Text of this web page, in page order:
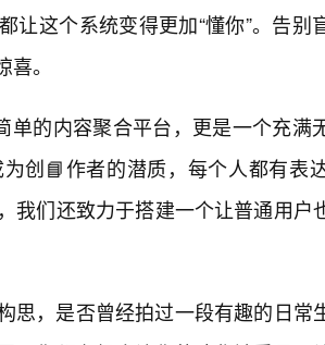
让这个系统变得更加“懂你”。告别
。
单的内容聚合平台，更是一个充满
创📘作者的潜质，每个人都有表
我们还致力于搭建一个让普通用户
思，是否曾经拍过一段有趣的日常